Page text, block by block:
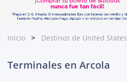
Inicio Destinos de United States
Terminales en Arcola